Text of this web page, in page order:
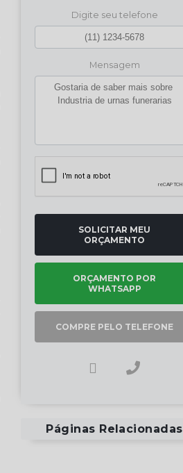
Digite seu telefone
Mensagem
SOLICITAR MEU
ORÇAMENTO
ORÇAMENTO POR
WHATSAPP
COMPRE PELO TELEFONE
Páginas Relacionadas